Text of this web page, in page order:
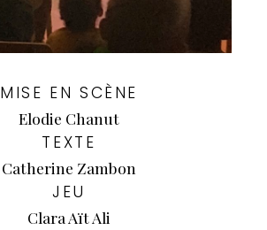
MISE EN SCÈNE
Elodie Chanut
TEXTE
Catherine Zambon
JEU
Clara Aït Ali